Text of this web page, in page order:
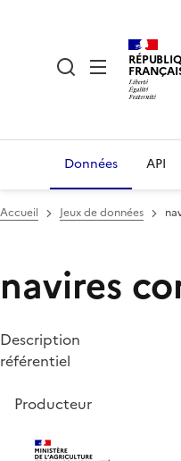
Données API
Accueil Jeux de données
navires
Description
référentiel
Producteur